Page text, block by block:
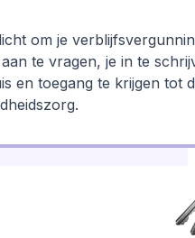
om je
te vragen, je in te
en toegang te krijgen tot